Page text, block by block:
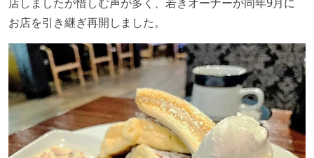
お店を引き継ぎ再開しました。